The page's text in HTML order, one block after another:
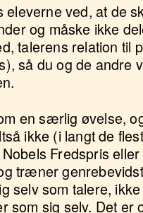
eleverne ved, at de
og måske ikke
talerens relation til
så du og de
en særlig øvelse,
ikke (i langt de
Fredspris
træner
selv som talere,
som sig selv. Det